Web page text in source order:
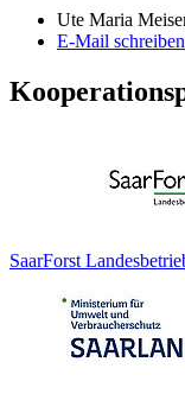
Ute Maria
E-Mail schreiben
SaarForst